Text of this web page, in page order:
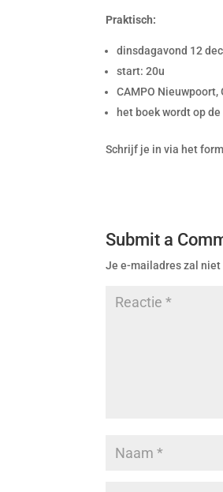
Praktisch:
dinsdagavond 12
start: 20u
CAMPO Nieuwpoort,
het boek wordt op
Schrijf je in via het
Submit a
Je e-mailadres zal